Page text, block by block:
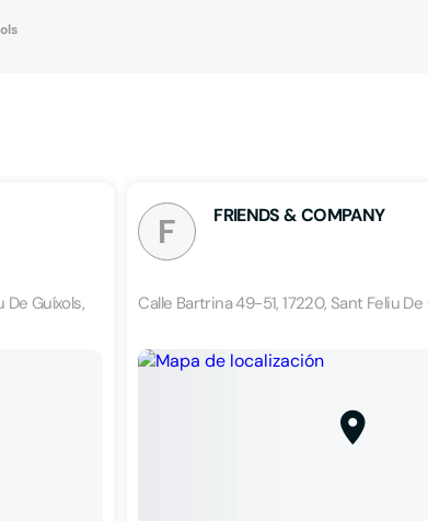
De Guíxols,
F FRIENDS & COMPANY
Calle Bartrina 49-51, 17220, Sant Feliu